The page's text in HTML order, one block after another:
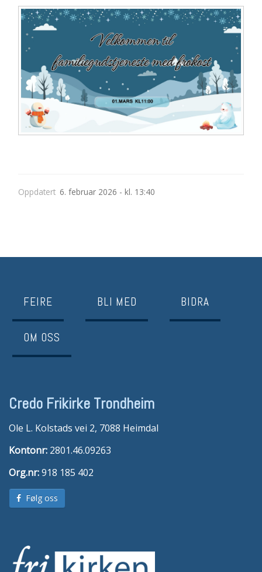
Oppdatert 6. februar 2026 - kl. 13:40
FEIRE BLI MED BIDRA
OM OSS
Credo Frikirke Trondheim
Ole L. Kolstads vei 2, 7088 Heimdal
Kontonr: 2801.46.09263
Org.nr:918 185 402
Følg oss